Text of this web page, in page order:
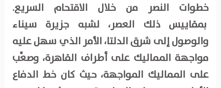
خطوات النصر من خلال الاقتحام السريع.
بمقاييس ذلك العصر، لشبه جزيرة سيناء
والوصول إلى شرق الدلتا، الأمر الذي سهل عليه
مواجهة المماليك على أطراف القاهرة، وصعِّب
على المماليك المواجهة، حيث كان خط الدفاع